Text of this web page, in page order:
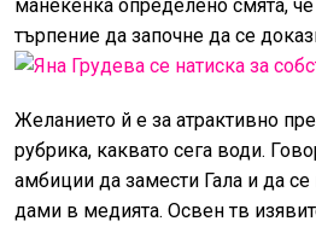
манекенка определено смята,
търпение да започне да се
Желанието й е за атрактивно
рубрика, каквато сега води.
амбиции да замести Гала и да
дами в медията. Освен тв